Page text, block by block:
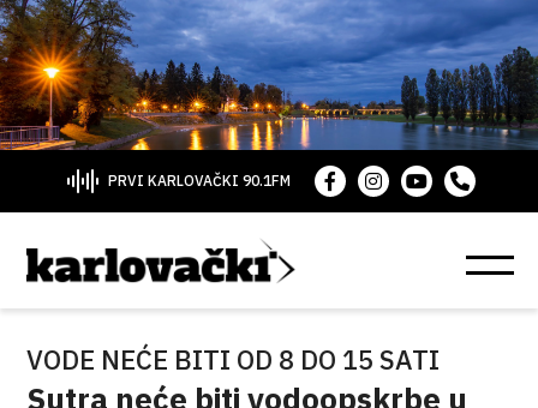
PRVI KARLOVAČKI 90.1FM
VODE NEĆE BITI OD 8 DO 15 SATI
Sutra neće biti vodoopskrbe u